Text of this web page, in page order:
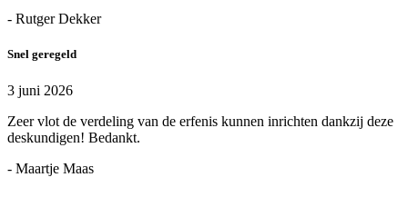
- Rutger Dekker
Snel geregeld
3 juni 2026
Zeer vlot de verdeling van de erfenis kunnen inrichten dankzij deze
deskundigen! Bedankt.
- Maartje Maas